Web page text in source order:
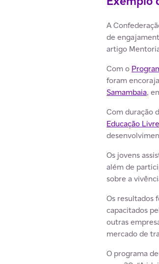
A
de
artigo
Com o
foram
Samambaia,
Com duração
Educação Livre
Os jovens
além de
sobre a
Os resultados
capacitados
outras
mercado de
O programa